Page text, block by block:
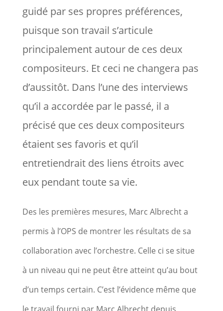
guidé par ses propres préférences,
puisque son travail s’articule
principalement autour de ces deux
compositeurs. Et ceci ne changera pas
d’aussitôt. Dans l’une des interviews
qu’il a accordée par le passé, il a
précisé que ces deux compositeurs
étaient ses favoris et qu’il
entretiendrait des liens étroits avec
eux pendant toute sa vie.
Des les premières mesures, Marc Albrecht a
permis à l’OPS de montrer les résultats de sa
collaboration avec l’orchestre. Celle ci se situe
à un niveau qui ne peut être atteint qu’au bout
d’un temps certain. C’est l’évidence même que